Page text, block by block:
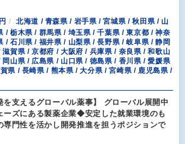
北海道 / 青森県 / 岩手県 / 宮城県 / 秋田県 / 山
/ 栃木県 / 群馬県 / 埼玉県 / 千葉県 / 東京都 / 神奈
/ 石川県 / 福井県 / 山梨県 / 長野県 / 岐阜県 / 静岡
賀県 / 京都府 / 大阪府 / 兵庫県 / 奈良県 / 和歌山
山県 / 広島県 / 山口県 / 徳島県 / 香川県 / 愛媛県
県 / 長崎県 / 熊本県 / 大分県 / 宮崎県 / 鹿児島県 /
を支えるグローバル薬事】 グローバル展開中
ーズにある製薬企業◆安定した就業環境のも
専門性を活かし開発推進を担うポジションで